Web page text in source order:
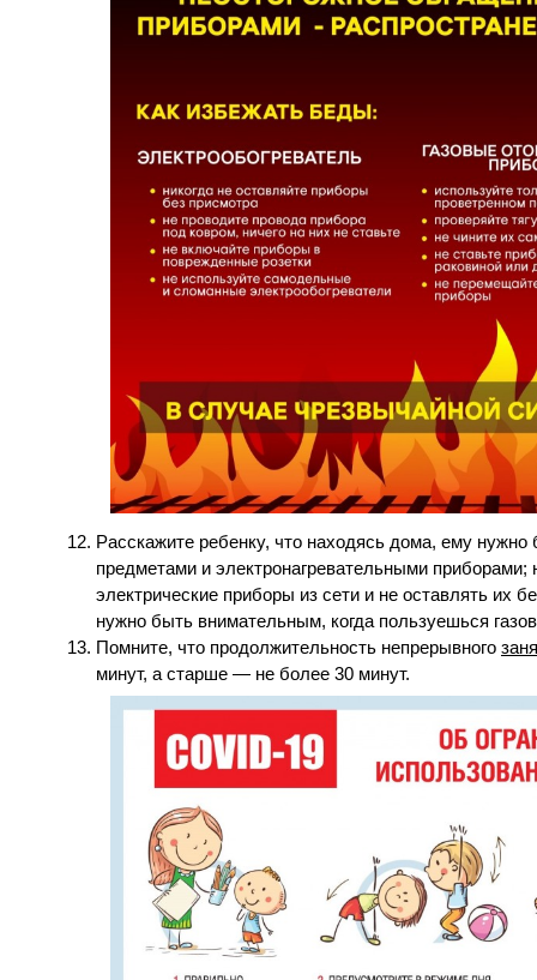
Расскажите ребенку, что находясь дома, ему
предметами и электронагревательными
электрические приборы из сети и не оставлять их
нужно быть внимательным, когда пользуешься
Помните, что продолжительность непрерывного
минут, а старше — не более 30 минут.